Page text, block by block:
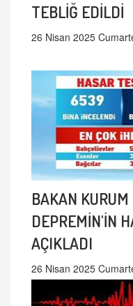
TEBLİĞ EDİLDİ
26 Nisan 2025
BAKAN
DEPREMİN'İN
AÇIKLADI
26 Nisan 2025